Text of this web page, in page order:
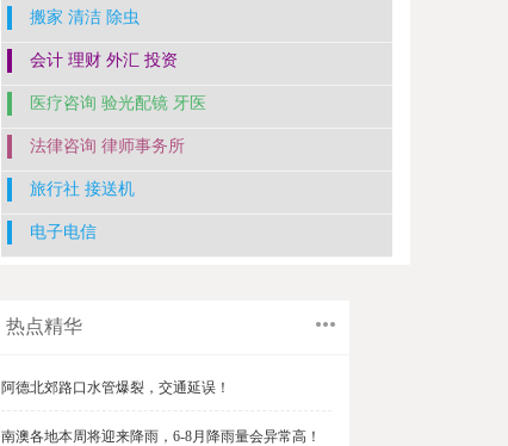
搬家 清洁 除虫
会计 理财 外汇 投资
医疗咨询 验光配镜 牙医
法律咨询 律师事务所
旅行社 接送机
电子电信
热点精华
阿德北郊路口水管爆裂，交通延误！
南澳各地本周将迎来降雨，6-8月降雨量会异常高！